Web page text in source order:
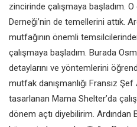
zincirinde çalışmaya başladım.
Derneği’nin de temellerini attık.
mutfağının önemli
çalışmaya başladım. Burada
detaylarını ve yöntemlerini
mutfak danışmanlığı Fransız
tasarlanan Mama Shelter’da
dönem açtı diyebilirim.